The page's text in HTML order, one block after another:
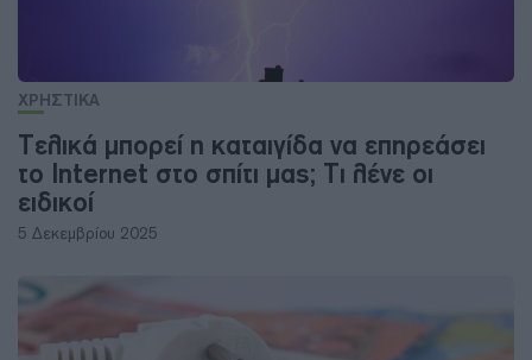
ΧΡΗΣΤΙΚΑ
Τελικά μπορεί η καταιγίδα να επηρεάσει
το Internet στο σπίτι μας; Τι λένε οι
ειδικοί
5 Δεκεμβρίου 2025